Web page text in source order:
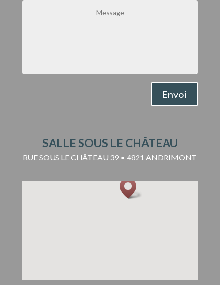
Envoi
SALLE SOUS LE CHÂTEAU
RUE SOUS LE CHÂTEAU 39 • 4821 ANDRIMONT